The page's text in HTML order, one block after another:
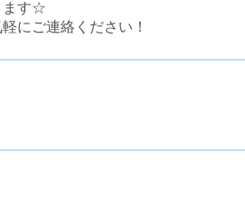
ます☆
にご連絡ください！